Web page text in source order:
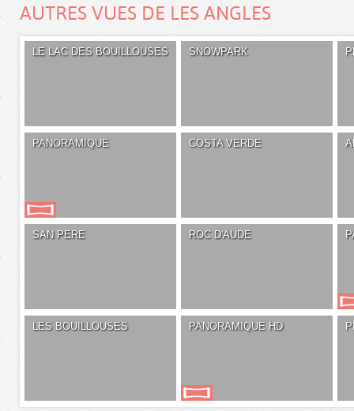
AUTRES VUES DE LES ANGLES
LE LAC DES BOUILLOUSES SNOWPARK
PANORAMIQUE COSTA VERDE
SAN PERE ROC D'AUDE
LES BOUILLOUSES PANORAMIQUE HD